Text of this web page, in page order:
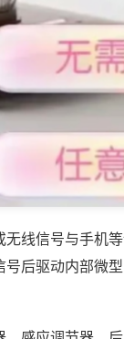
线信号与手机
后驱动内部微